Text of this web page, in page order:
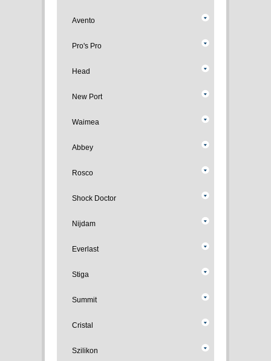
Avento
Pro's Pro
Head
New Port
Waimea
Abbey
Rosco
Shock Doctor
Nijdam
Everlast
Stiga
Summit
Cristal
Szilikon